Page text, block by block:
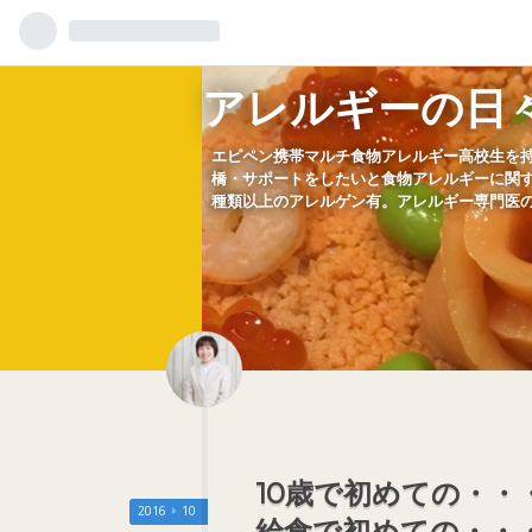
アレルギーの日
エピペン携帯マルチ食物アレルギー高校生を
橋・サポートをしたいと食物アレルギーに関
種類以上のアレルゲン有。アレルギー専門医
2016 10
10歳で初めての・